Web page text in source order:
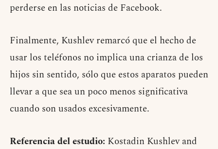
perderse en las noticias de Facebook.
Finalmente, Kushlev remarcó que el hecho de
usar los teléfonos no implica una crianza de los
hijos sin sentido, sólo que estos aparatos pueden
llevar a que sea un poco menos significativa
cuando son usados excesivamente.
Referencia del estudio: Kostadin Kushlev and